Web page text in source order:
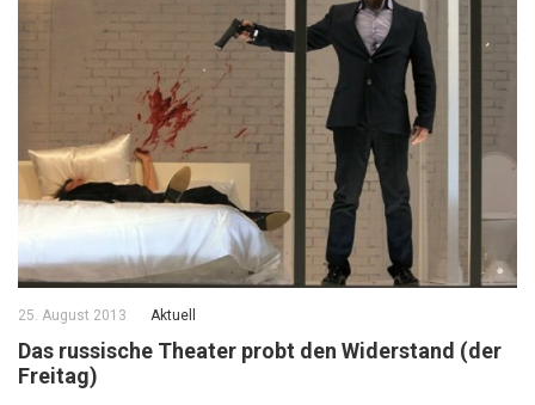
25. August 2013 Aktuell
Das russische Theater probt den Widerstand (der
Freitag)